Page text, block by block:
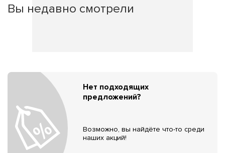
Вы недавно смотрели
Нет подходящих
предложений?
Возможно, вы найдёте что-то среди
наших акций!